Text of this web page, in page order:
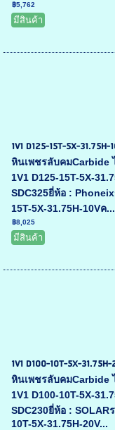
฿5,762
มีสินค้า
1V1 D125-15T-5X-31.75H-
หินเพชรลับคมCarbide
1V1 D125-15T-5X-
SDC325ยี่ห้อ :
15T-5X-31.75H-10Vค...
฿8,025
มีสินค้า
1V1 D100-10T-5X-
หินเพชรลับคมCarbide
1V1 D100-10T-5X-
SDC230ยี่ห้อ :
10T-5X-31.75H-20V...